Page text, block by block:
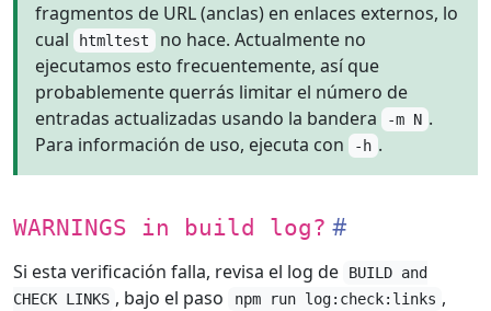
fragmentos de URL (anclas) en enlaces externos, lo
cual
htmltest no hace. Actualmente no
ejecutamos esto frecuentemente, así que
probablemente querrás limitar el número de
entradas actualizadas usando la bandera
-m N .
Para información de uso, ejecuta con
-h .
WARNINGS in build log?
Si esta verificación falla, revisa el log de
BUILD and
CHECK LINKS , bajo el paso npm run log:check:links ,